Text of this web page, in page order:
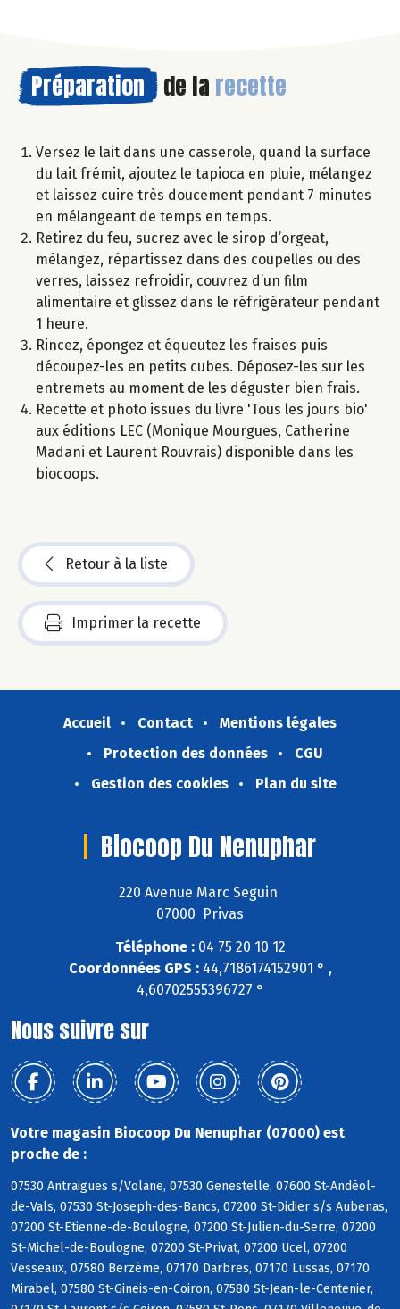
Préparation de la recette
Versez le lait dans une casserole, quand la surface
du lait frémit, ajoutez le tapioca en pluie, mélangez
et laissez cuire très doucement pendant 7 minutes
en mélangeant de temps en temps.
Retirez du feu, sucrez avec le sirop d’orgeat,
mélangez, répartissez dans des coupelles ou des
verres, laissez refroidir, couvrez d’un film
alimentaire et glissez dans le réfrigérateur pendant
1 heure.
Rincez, épongez et équeutez les fraises puis
découpez-les en petits cubes. Déposez-les sur les
entremets au moment de les déguster bien frais.
Recette et photo issues du livre 'Tous les jours bio'
aux éditions LEC (Monique Mourgues, Catherine
Madani et Laurent Rouvrais) disponible dans les
biocoops.
Retour à la liste
Imprimer la recette
Accueil Contact
Mentions légales
Protection des données
CGU
Gestion des cookies
Plan du site
Biocoop Du Nenuphar
220 Avenue Marc Seguin
07000 Privas
Téléphone :04 75 20 10 12
Coordonnées GPS :44,7186174152901 ° ,
4,60702555396727 °
Nous suivre sur
Votre magasin Biocoop Du Nenuphar (07000) est
proche de :
07530 Antraigues s/Volane, 07530 Genestelle, 07600 St-Andéol-
de-Vals, 07530 St-Joseph-des-Bancs, 07200 St-Didier s/s Aubenas,
07200 St-Etienne-de-Boulogne, 07200 St-Julien-du-Serre, 07200
St-Michel-de-Boulogne, 07200 St-Privat, 07200 Ucel, 07200
Vesseaux, 07580 Berzème, 07170 Darbres, 07170 Lussas, 07170
Mirabel, 07580 St-Gineis-en-Coiron, 07580 St-Jean-le-Centenier,